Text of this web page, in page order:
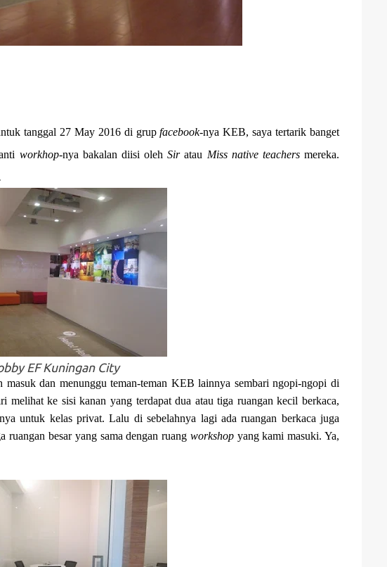
tanggal 27 May 2016 di grupfacebook-nya KEB, saya tertarik banget
workhop-nya bakalan diisi olehSiratau Miss native teachersmereka.
EF Kuningan City
dan menunggu teman-teman KEB lainnya sembari ngopi-ngopi di
melihat ke sisi kanan yang terdapat dua atau tiga ruangan kecil berkaca,
untuk kelas privat. Lalu di sebelahnya lagi ada ruangan berkaca juga
besar yang sama dengan ruang workshopyang kami masuki. Ya,